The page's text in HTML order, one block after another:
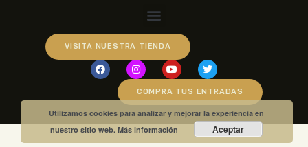
VISITA NUESTRA TIENDA
COMPRA TUS ENTRADAS
Utilizamos cookies para analizar y mejorar la experiencia en
nuestro sitio web.Más información Aceptar